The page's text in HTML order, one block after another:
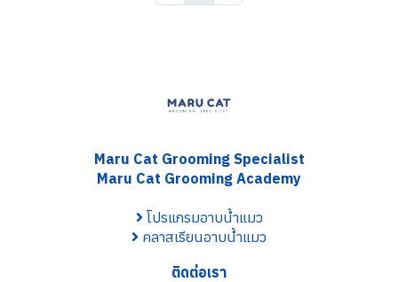
Maru Cat Grooming Specialist
Maru Cat Grooming Academy
โปรแกรมอาบน้ำแมว
คลาสเรียนอาบน้ำแมว
ติดต่อเรา